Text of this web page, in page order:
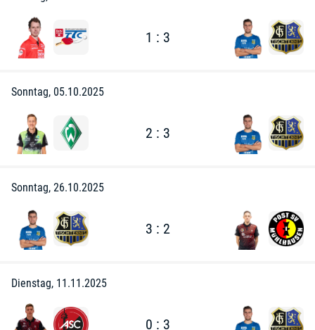
1 : 3
Sonntag, 05.10.2025
2 : 3
Sonntag, 26.10.2025
3 : 2
Dienstag, 11.11.2025
0 : 3